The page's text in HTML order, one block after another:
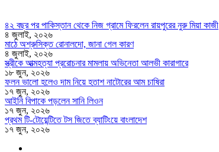
৪২ বছর পর পাকিস্তান থেকে নিজ গ্রামে ফিরলেন রায়পুরের নুরু মিয়া কাজী
৪ জুলাই, ২০২৬
মাঠে অশ্রুসিক্ত রোনালদো, জানা গেল কারণ
৪ জুলাই, ২০২৬
স্ত্রীকে আত্মহত্যা প্ররোচনার মামলায় অভিনেতা আলভী কারাগারে
১৮ জুন, ২০২৬
ফলন ভালো হলেও দাম নিয়ে হতাশ নাটোরের আম চাষিরা
১৭ জুন, ২০২৬
আইনি বিপাকে পড়লেন সানি লিওন
১৭ জুন, ২০২৬
প্রথম টি-টোয়েন্টিতে টস জিতে ব্যাটিংয়ে বাংলাদেশ
১৭ জুন, ২০২৬